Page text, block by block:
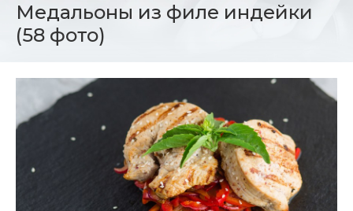
Медальоны из филе индейки
(58 фото)